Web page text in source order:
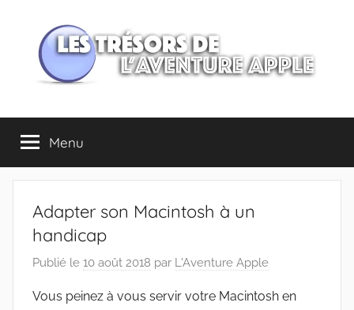
contenu
Les
trésors
de
l'Aventure
Apple
Menu
Adapter son Macintosh à un
handicap
Publié le 10 août 2018 par L'Aventure Apple
Vous peinez à vous servir votre Macintosh en